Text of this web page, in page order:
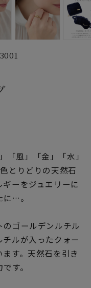
～
風」「金」「水」
とりどりの天然石
ーをジュエリーに
…。
ゴールデンルチル
ルが入ったクォー
す。天然石を引き
す。